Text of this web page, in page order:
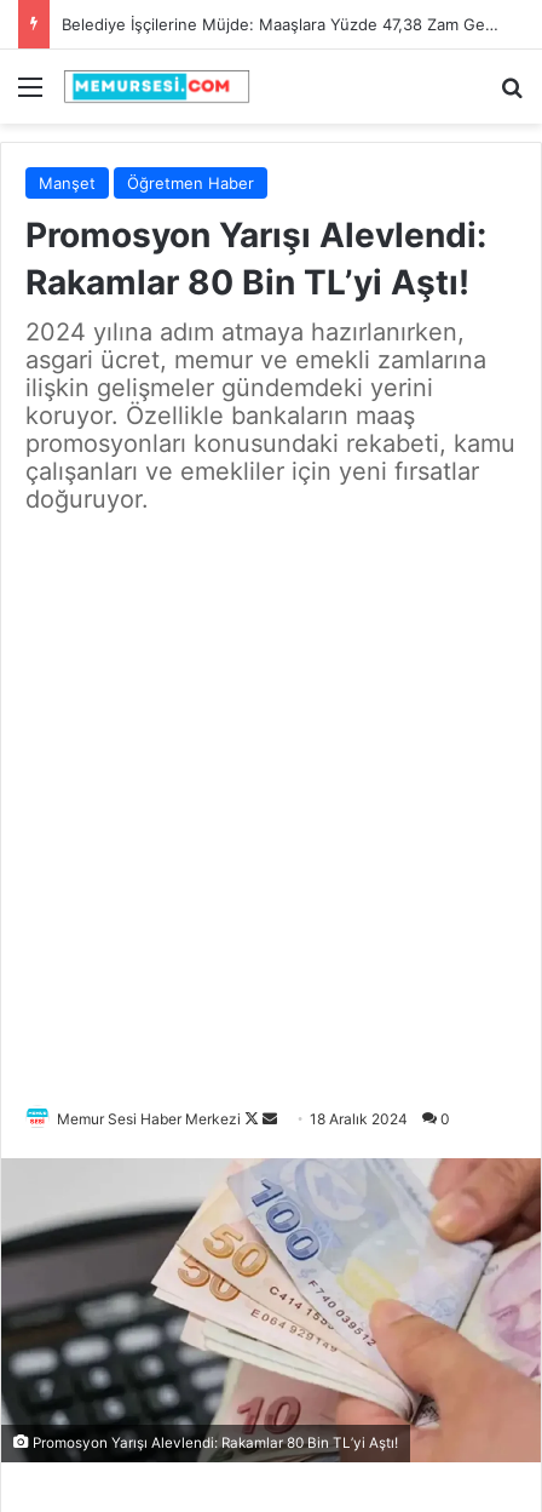
Adana Büyükşehir Belediyesi 90 İtfaiye Eri Alacak! Son Başvuru Tarihi 28 Şubat 2025
Menü
Manşet Öğretmen Haber
Promosyon Yarışı Alevlendi:
Rakamlar 80 Bin TL’yi Aştı!
2024 yılına adım atmaya hazırlanırken,
asgari ücret, memur ve emekli zamlarına
ilişkin gelişmeler gündemdeki yerini
koruyor. Özellikle bankaların maaş
promosyonları konusundaki rekabeti, kamu
çalışanları ve emekliler için yeni fırsatlar
doğuruyor.
Memur Sesi Haber Merkezi
F
l
l
o
w
o
n
X
e
-
p
o
s
t
a
g
ö
n
18 Aralık 2024 0
Promosyon Yarışı Alevlendi: Rakamlar 80 Bin TL’yi Aştı!